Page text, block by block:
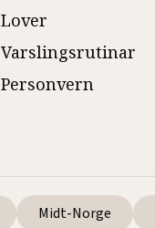
Lover
Varslingsrutinar
Personvern
Midt-Norge